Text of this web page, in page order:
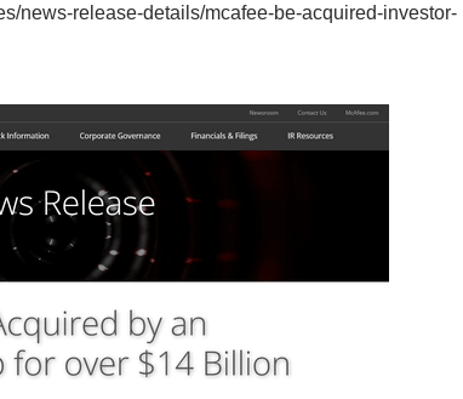
news-release-details/mcafee-be-acquired-investor-